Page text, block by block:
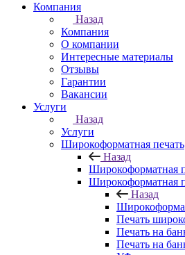
Компания
Назад
Компания
О компании
Интересные материалы
Отзывы
Гарантии
Вакансии
Услуги
Назад
Услуги
Широкоформатная печать
Назад
Широкоформатная
Широкоформатная
Назад
Печать
Печать на
Печать на